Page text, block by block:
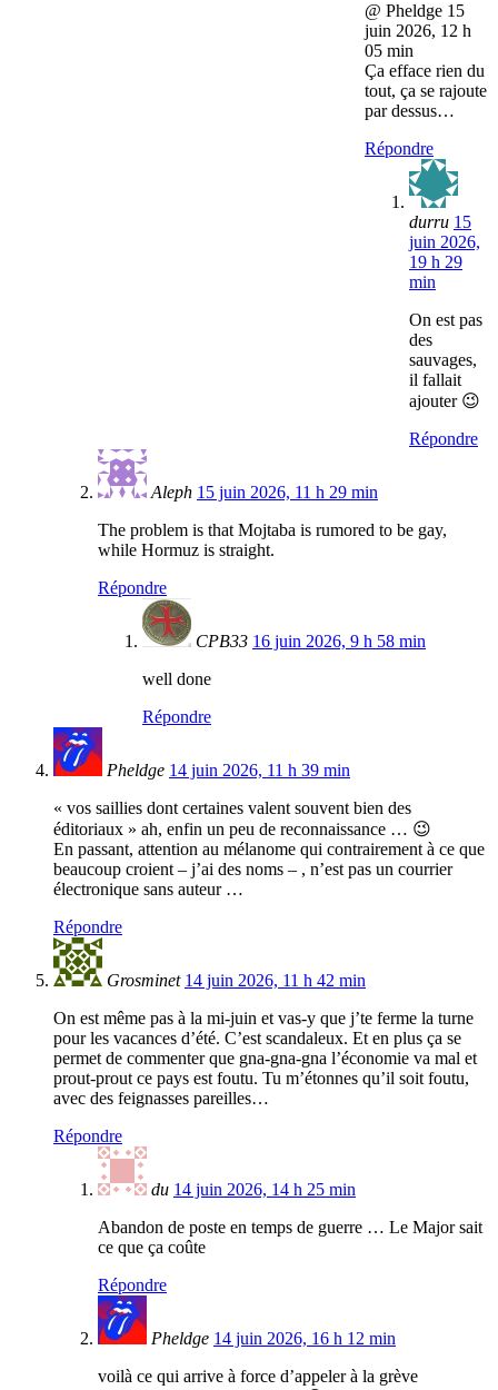
@ Pheldge 15
juin 2026, 12 h
05 min
Ça efface rien du
tout, ça se rajoute
par dessus…
Répondre
durru 15
juin 2026,
19 h 29
min
On est pas
des
sauvages,
il fallait
ajouter 😉
Répondre
Aleph 15 juin 2026, 11 h 29 min
The problem is that Mojtaba is rumored to be gay,
while Hormuz is straight.
Répondre
CPB33 16 juin 2026, 9 h 58 min
well done
Répondre
Pheldge 14 juin 2026, 11 h 39 min
« vos saillies dont certaines valent souvent bien des
éditoriaux » ah, enfin un peu de reconnaissance … 😉
En passant, attention au mélanome qui contrairement à ce que
beaucoup croient – j’ai des noms – , n’est pas un courrier
électronique sans auteur …
Répondre
Grosminet 14 juin 2026, 11 h 42 min
On est même pas à la mi-juin et vas-y que j’te ferme la turne
pour les vacances d’été. C’est scandaleux. Et en plus ça se
permet de commenter que gna-gna-gna l’économie va mal et
prout-prout ce pays est foutu. Tu m’étonnes qu’il soit foutu,
avec des feignasses pareilles…
Répondre
du 14 juin 2026, 14 h 25 min
Abandon de poste en temps de guerre … Le Major sait
ce que ça coûte
Répondre
Pheldge 14 juin 2026, 16 h 12 min
voilà ce qui arrive à force d’appeler à la grève